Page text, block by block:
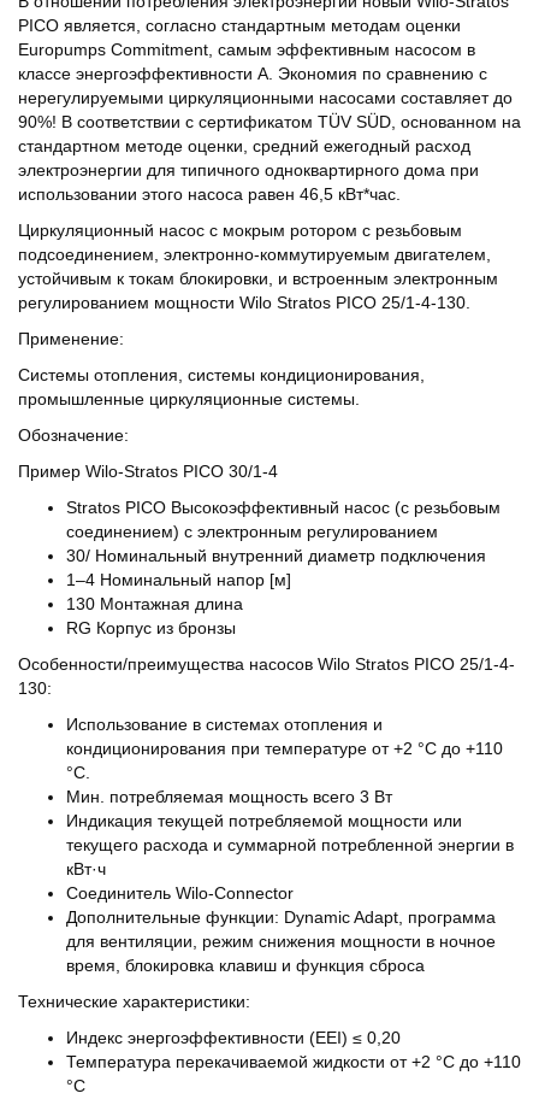
PICO является, согласно стандартным методам оценки
Europumps Commitment, самым эффективным насосом в
классе энергоэффективности А. Экономия по сравнению с
нерегулируемыми циркуляционными насосами составляет до
90%! В соответствии с сертификатом TÜV SÜD, основанном на
стандартном методе оценки, средний ежегодный расход
электроэнергии для типичного одноквартирного дома при
использовании этого насоса равен 46,5 кВт*час.
Циркуляционный насос с мокрым ротором с резьбовым
подсоединением, электронно-коммутируемым двигателем,
устойчивым к токам блокировки, и встроенным электронным
регулированием мощности Wilo Stratos PICO 25/1-4-130.
Применение:
Системы отопления, системы кондиционирования,
промышленные циркуляционные системы.
Обозначение:
Пример Wilo-Stratos PICO 30/1-4
Stratos PICO Высокоэффективный насос (с резьбовым
соединением) с электронным регулированием
30/ Номинальный внутренний диаметр подключения
1–4 Номинальный напор [м]
130 Монтажная длина
RG Корпус из бронзы
Особенности/преимущества насосов Wilo Stratos PICO 25/1-4-
130​:
Использование в системах отопления и
кондиционирования при температуре от +2 °C до +110
°C.
Мин. потребляемая мощность всего 3 Вт
Индикация текущей потребляемой мощности или
текущего расхода и суммарной потребленной энергии в
кВт·ч
Соединитель Wilo-Connector
Дополнительные функции: Dynamic Adapt, программа
для вентиляции, режим снижения мощности в ночное
время, блокировка клавиш и функция сброса
Технические характеристики:
Индекс энергоэффективности (EEI) ≤ 0,20
Температура перекачиваемой жидкости от +2 °C до +110
°C